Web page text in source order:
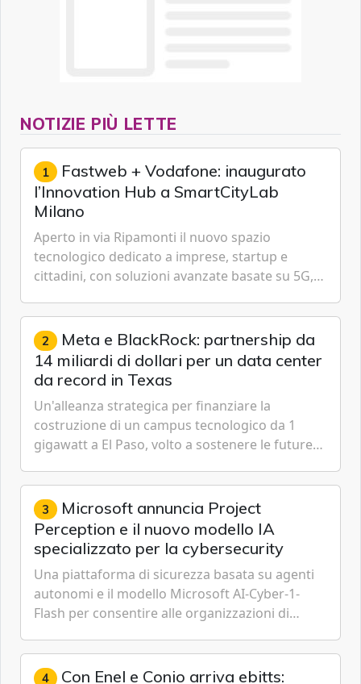
NOTIZIE PIÙ LETTE
1 Fastweb + Vodafone: inaugurato
l’Innovation Hub a SmartCityLab
Milano
Aperto in via Ripamonti il nuovo spazio
tecnologico dedicato a imprese, startup e
cittadini, con soluzioni avanzate basate su 5G,
Cybersecurity.
2 Meta e BlackRock: partnership da
14 miliardi di dollari per un data center
da record in Texas
Un'alleanza strategica per finanziare la
costruzione di un campus tecnologico da 1
gigawatt a El Paso, volto a sostenere le future
artificiale dell'azienda di Mark Zuckerberg.
3 Microsoft annuncia Project
Perception e il nuovo modello IA
specializzato per la cybersecurity
Una piattaforma di sicurezza basata su agenti
autonomi e il modello Microsoft AI-Cyber-1-
Flash per consentire alle organizzazioni di
gestione continua del rischio.
4 Con Enel e Conio arriva ebitts: